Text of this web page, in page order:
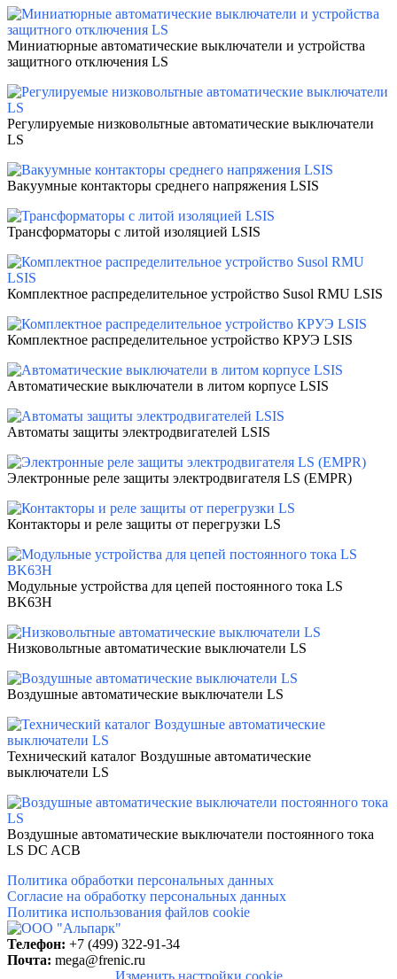
Миниатюрные автоматические выключатели и устройства
защитного отключения LS
Регулируемые низковольтные автоматические выключатели
LS
Вакуумные контакторы среднего напряжения LSIS
Трансформаторы с литой изоляцией LSIS
Комплектное распределительное устройство Susol RMU LSIS
Комплектное распределительное устройство КРУЭ LSIS
Автоматические выключатели в литом корпусе LSIS
Автоматы защиты электродвигателей LSIS
Электронные реле защиты электродвигателя LS (EMPR)
Контакторы и реле защиты от перегрузки LS
Модульные устройства для цепей постоянного тока LS
BK63H
Низковольтные автоматические выключатели LS
Воздушные автоматические выключатели LS
Технический каталог Воздушные автоматические
выключатели LS
Воздушные автоматические выключатели постоянного тока
LS DC ACB
Политика обработки персональных данных
Согласие на обработку персональных данных
Политика использования файлов cookie
Телефон: +7 (499) 322-91-34
Почта: mega@frenic.ru